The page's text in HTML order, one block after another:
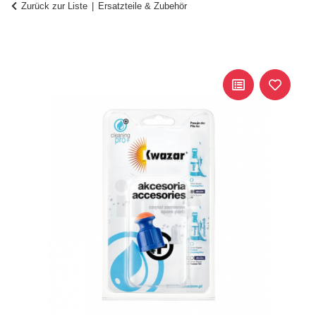
Zurück zur Liste Ersatzteile & Zubehör